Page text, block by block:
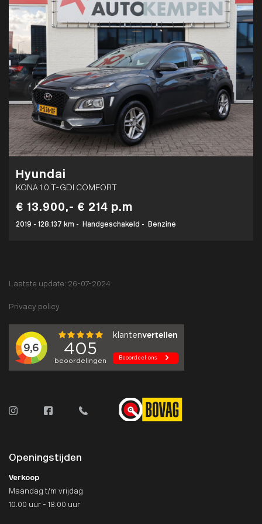
Hyundai
KONA 1.0 T-GDI COMFORT
€ 13.900,- € 214 p.m
2019 - 128.137 km - Handgeschakeld - Benzine
Laatste update: 26-07-2024
Privacy policy
Openingstijden
Verkoop
Maandag t/m vrijdag
10.00 uur - 18.00 uur